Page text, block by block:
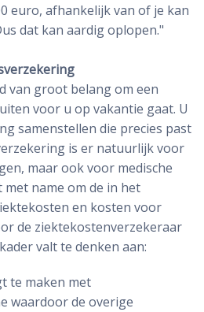
euro, afhankelijk van of je kan
dat kan aardig oplopen."
van groot belang om een
voor u op vakantie gaat. U
samenstellen die precies past
is er natuurlijk voor
maar ook voor medische
name om de in het
en kosten voor
de ziektekostenverzekeraar
valt te denken aan:
te maken met
waardoor de overige